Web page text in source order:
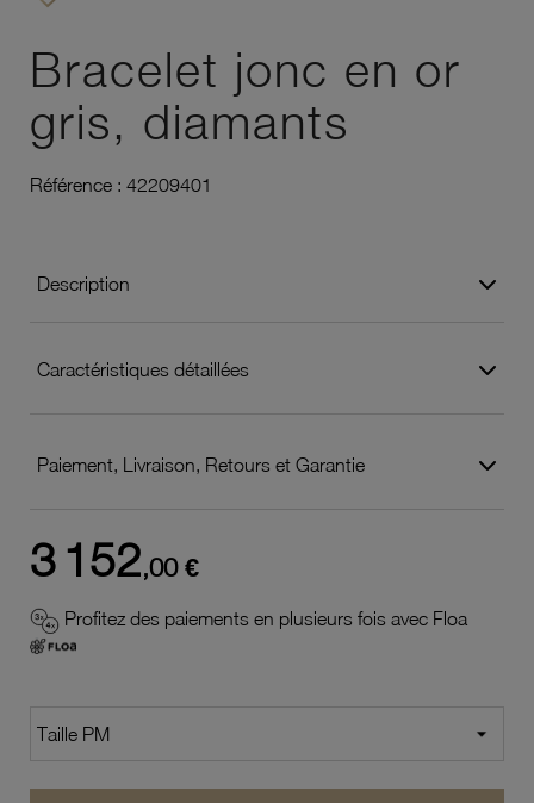
Bracelet jonc en or
gris, diamants
Référence : 42209401
Description
Caractéristiques détaillées
Paiement, Livraison, Retours et Garantie
3 152,00 €
Profitez des paiements en plusieurs fois avec Floa